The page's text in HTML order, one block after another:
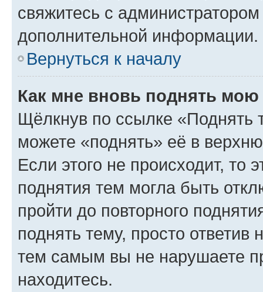
свяжитесь с
дополнительной информации.
Вернуться к началу
Как мне вновь поднять мою
Щёлкнув по ссылке «Поднять
можете «поднять» её в
Если этого не происходит, то
поднятия тем могла быть
пройти до повторного
поднять тему, просто ответив
тем самым вы не нарушаете
находитесь.